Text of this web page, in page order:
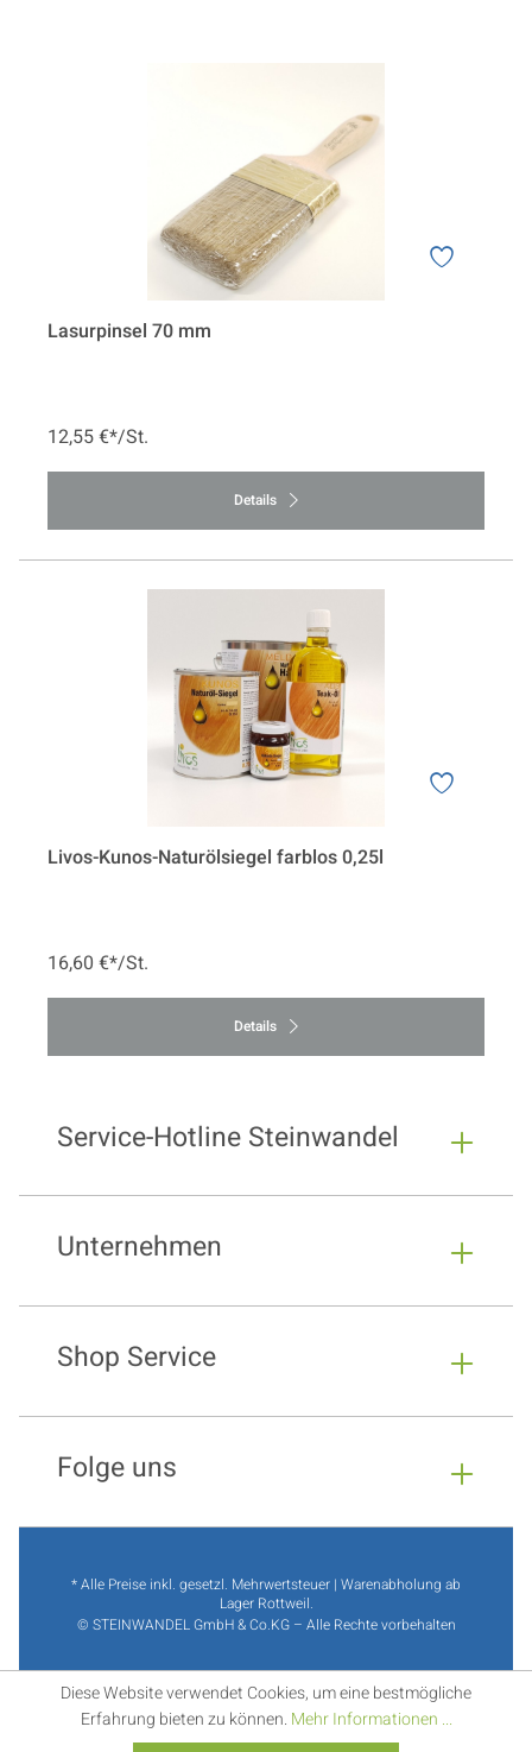
Lasurpinsel 70 mm
12,55 €*/St.
Details
Livos-Kunos-Naturölsiegel farblos 0,25l
16,60 €*/St.
Details
Service-Hotline Steinwandel
Unternehmen
Shop Service
Folge uns
* Alle Preise inkl. gesetzl. Mehrwertsteuer | Warenabholung ab
Lager Rottweil.
© STEINWANDEL GmbH & Co.KG – Alle Rechte vorbehalten
Diese Website verwendet Cookies, um eine bestmögliche
Erfahrung bieten zu können. Mehr Informationen ...